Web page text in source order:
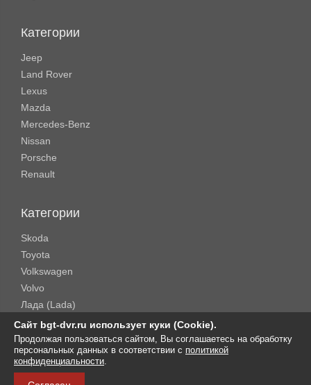
Категории
Jeep
Land Rover
Lexus
Mazda
Mercedes-Benz
Nissan
Porsche
Renault
Категории
Skoda
Toyota
Volkswagen
Volvo
Лада (Lada)
Rolls-Royce
Copyright © 2016-2026 . BGT-DVR. All Rights Reserved.
Сайт bgt-dvr.ru использует куки (Cookie).
Продолжая пользоваться сайтом, Вы соглашаетесь на обработку
персональных данных в соответствии с политикой
конфиденциальности.